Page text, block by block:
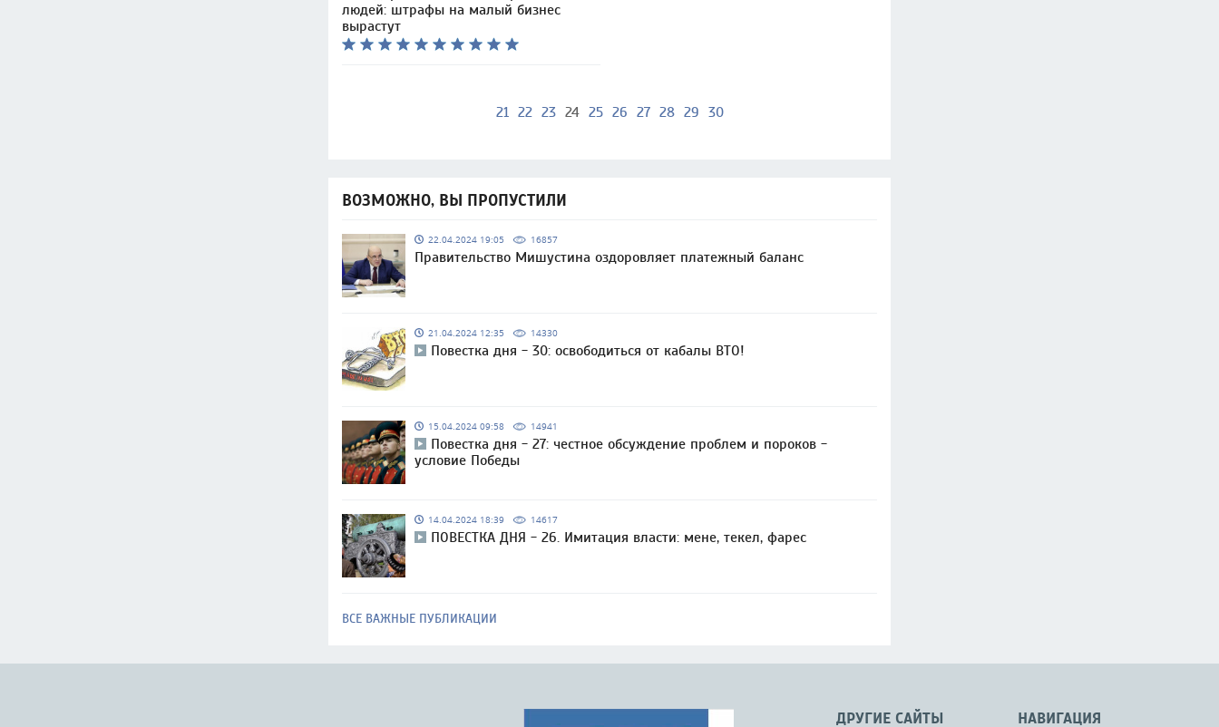
людей: штрафы на малый бизнес
вырастут
21 22 23 24 25 26 27 28 29 30
ВОЗМОЖНО, ВЫ ПРОПУСТИЛИ
22.04.2024 19:05 16857
Правительство Мишустина оздоровляет платежный баланс
21.04.2024 12:35 14330
Повестка дня - 30: освободиться от кабалы ВТО!
15.04.2024 09:58 14941
Повестка дня - 27: честное обсуждение проблем и пороков -
условие Победы
14.04.2024 18:39 14617
ПОВЕСТКА ДНЯ - 26. Имитация власти: мене, текел, фарес
ВСЕ ВАЖНЫЕ ПУБЛИКАЦИИ
НАВИГАЦИЯ
ДРУГИЕ САЙТЫ